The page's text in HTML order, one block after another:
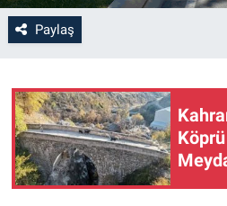
Paylaş
ÇEVRE